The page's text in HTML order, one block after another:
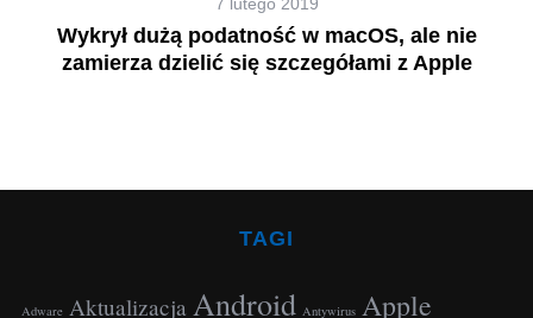
7 lutego 2019
Wykrył dużą podatność w macOS, ale nie
zamierza dzielić się szczegółami z Apple
TAGI
Adware Aktualizacja Android Antywirus Apple